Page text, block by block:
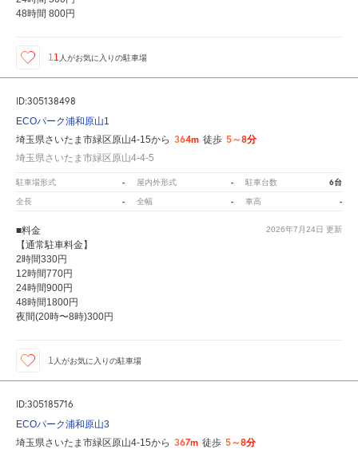
48時間 800円
11 人がお気に入りの駐車場
ID:305138498
ECOパーク浦和原山1
埼玉県さいたま市緑区原山4-15から 364m 徒歩 5～8分
埼玉県さいたま市緑区原山4-4-5
駐車場形式 - 屋内外形式 - 駐車台数 6台
全長 - 全幅 - 車高 -
2026年7月24日 更新
■料金
【通常駐車料金】
2時間330円
12時間770円
24時間900円
48時間1800円
夜間(20時〜8時)300円
1 人がお気に入りの駐車場
ID:305185716
ECOパーク浦和原山3
埼玉県さいたま市緑区原山4-15から 367m 徒歩 5～8分